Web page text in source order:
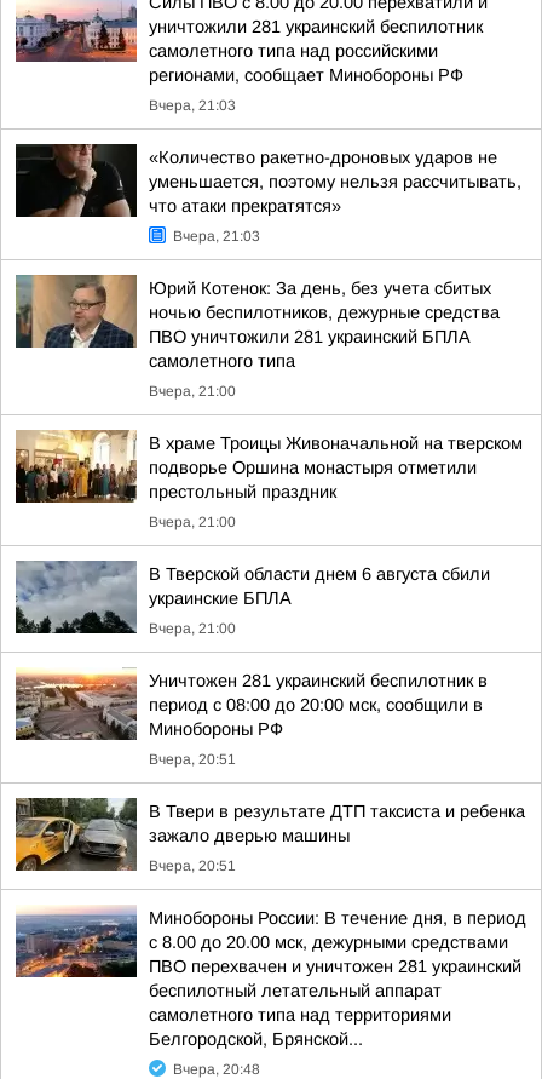
уничтожили 281 украинский беспилотник
самолетного типа над российскими
регионами, сообщает Минобороны РФ
Вчера, 21:03
«Количество ракетно-дроновых ударов не
уменьшается, поэтому нельзя рассчитывать,
что атаки прекратятся»
Вчера, 21:03
Юрий Котенок: За день, без учета сбитых
ночью беспилотников, дежурные средства
ПВО уничтожили 281 украинский БПЛА
самолетного типа
Вчера, 21:00
В храме Троицы Живоначальной на тверском
подворье Оршина монастыря отметили
престольный праздник
Вчера, 21:00
В Тверской области днем 6 августа сбили
украинские БПЛА
Вчера, 21:00
Уничтожен 281 украинский беспилотник в
период с 08:00 до 20:00 мск, сообщили в
Минобороны РФ
Вчера, 20:51
В Твери в результате ДТП таксиста и ребенка
зажало дверью машины
Вчера, 20:51
Минобороны России: В течение дня, в период
с 8.00 до 20.00 мск, дежурными средствами
ПВО перехвачен и уничтожен 281 украинский
беспилотный летательный аппарат
самолетного типа над территориями
Белгородской, Брянской...
Вчера, 20:48